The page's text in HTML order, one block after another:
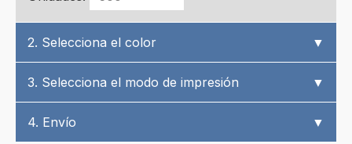
2. Selecciona el color ▼
3. Selecciona el modo de impresión ▼
4. Envío ▼